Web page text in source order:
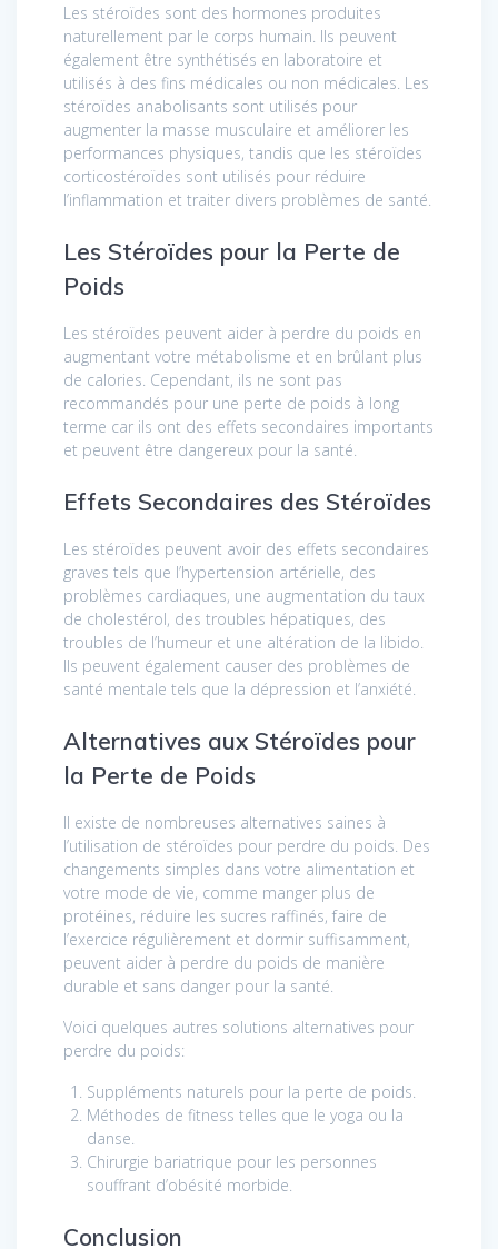
Les stéroïdes sont des hormones produites
naturellement par le corps humain. Ils peuvent
également être synthétisés en laboratoire et
utilisés à des fins médicales ou non médicales. Les
stéroïdes anabolisants sont utilisés pour
augmenter la masse musculaire et améliorer les
performances physiques, tandis que les stéroïdes
corticostéroïdes sont utilisés pour réduire
l’inflammation et traiter divers problèmes de santé.
Les Stéroïdes pour la Perte de
Poids
Les stéroïdes peuvent aider à perdre du poids en
augmentant votre métabolisme et en brûlant plus
de calories. Cependant, ils ne sont pas
recommandés pour une perte de poids à long
terme car ils ont des effets secondaires importants
et peuvent être dangereux pour la santé.
Effets Secondaires des Stéroïdes
Les stéroïdes peuvent avoir des effets secondaires
graves tels que l’hypertension artérielle, des
problèmes cardiaques, une augmentation du taux
de cholestérol, des troubles hépatiques, des
troubles de l’humeur et une altération de la libido.
Ils peuvent également causer des problèmes de
santé mentale tels que la dépression et l’anxiété.
Alternatives aux Stéroïdes pour
la Perte de Poids
Il existe de nombreuses alternatives saines à
l’utilisation de stéroïdes pour perdre du poids. Des
changements simples dans votre alimentation et
votre mode de vie, comme manger plus de
protéines, réduire les sucres raffinés, faire de
l’exercice régulièrement et dormir suffisamment,
peuvent aider à perdre du poids de manière
durable et sans danger pour la santé.
Voici quelques autres solutions alternatives pour
perdre du poids:
Suppléments naturels pour la perte de poids.
Méthodes de fitness telles que le yoga ou la
danse.
Chirurgie bariatrique pour les personnes
souffrant d’obésité morbide.
Conclusion